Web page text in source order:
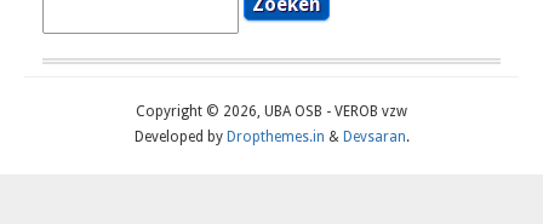
Copyright © 2026, UBA OSB - VEROB vzw
Developed by Dropthemes.in & Devsaran.